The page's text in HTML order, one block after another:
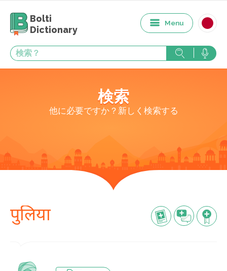
Bolti
Dictionary
Menu
検索
他に必要ですか？新しく検索する
पुलिया